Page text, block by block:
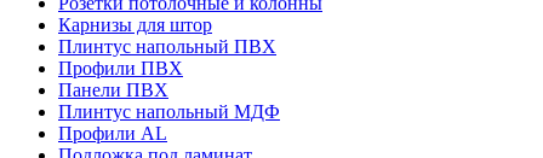
Карнизы для штор
Плинтус напольный ПВХ
Профили ПВХ
Панели ПВХ
Плинтус напольный МДФ
Профили AL